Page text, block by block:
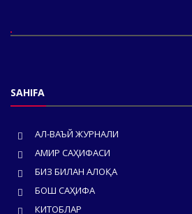
SAHIFA
АЛ-ВАЪЙ ЖУРНАЛИ
АМИР САҲИФАСИ
БИЗ БИЛАН АЛОҚА
БОШ САҲИФА
КИТОБЛАР